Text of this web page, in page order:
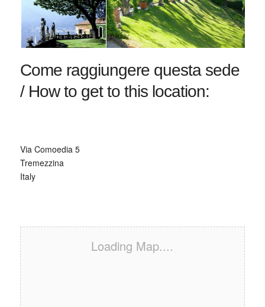
Come raggiungere questa sede
/ How to get to this location:
Via Comoedia 5
Tremezzina
Italy
Loading Map....